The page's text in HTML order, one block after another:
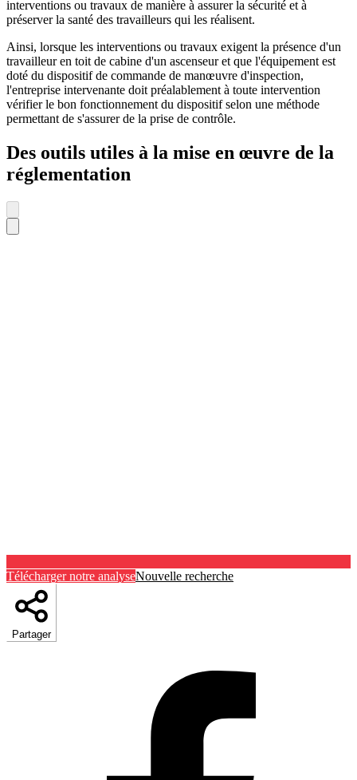
interventions ou travaux de manière à assurer la sécurité et à
préserver la santé des travailleurs qui les réalisent.
Ainsi, lorsque les interventions ou travaux exigent la présence d'un
travailleur en toit de cabine d'un ascenseur et que l'équipement est
doté du dispositif de commande de manœuvre d'inspection,
l'entreprise intervenante doit préalablement à toute intervention
vérifier le bon fonctionnement du dispositif selon une méthode
permettant de s'assurer de la prise de contrôle.
Des outils utiles à la mise en œuvre de la
réglementation
Télécharger notre analyseNouvelle recherche
Partager